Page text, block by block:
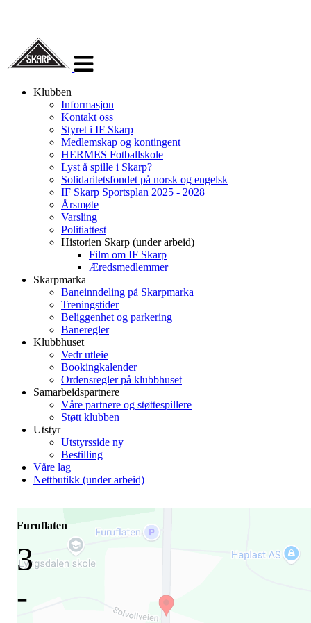
navigasjon
Klubben
Informasjon
Kontakt oss
Styret i IF Skarp
Medlemskap og kontingent
HERMES Fotballskole
Lyst å spille i Skarp?
Solidaritetsfondet på norsk og engelsk
IF Skarp Sportsplan 2025 - 2028
Årsmøte
Varsling
Politiattest
Historien Skarp (under arbeid)
Film om IF Skarp
Æredsmedlemmer
Skarpmarka
Baneinndeling på Skarpmarka
Treningstider
Beliggenhet og parkering
Baneregler
Klubbhuset
Vedr utleie
Bookingkalender
Ordensregler på klubbhuset
Samarbeidspartnere
Våre partnere og støttespillere
Støtt klubben
Utstyr
Utstyrsside ny
Bestilling
Våre lag
Nettbutikk (under arbeid)
Furuflaten
3
-